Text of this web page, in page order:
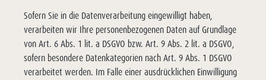
Sofern Sie in die Datenverarbeitung eingewilligt haben,
verarbeiten wir Ihre personenbezogenen Daten auf Grundlage
von Art. 6 Abs. 1 lit. a DSGVO bzw. Art. 9 Abs. 2 lit. a DSGVO,
sofern besondere Datenkategorien nach Art. 9 Abs. 1 DSGVO
verarbeitet werden. Im Falle einer ausdrücklichen Einwilligung